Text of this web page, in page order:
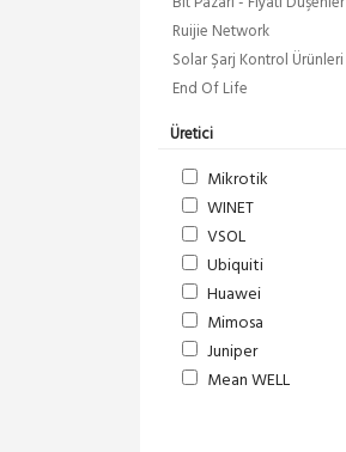
Ruijie Network
Solar Şarj Kontrol Ürünleri
End Of Life
Üretici
Mikrotik
WINET
VSOL
Ubiquiti
Huawei
Mimosa
Juniper
Mean WELL